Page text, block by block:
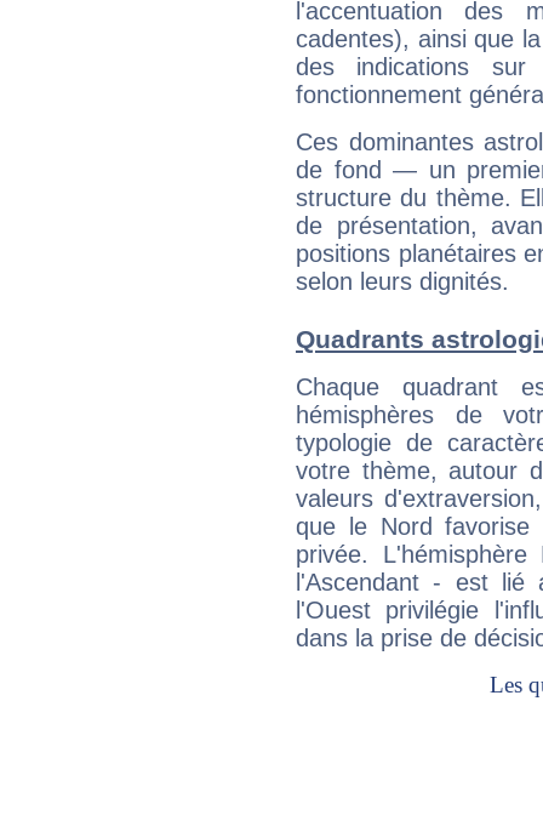
l'accentuation des
cadentes), ainsi que
des indications sur
fonctionnement
Ces dominantes
de fond — un
structure du thème.
de présentation,
positions planétaires
selon leurs dignités.
Quadrants
Chaque quadrant
hémisphères de
typologie de
votre thème, autour
valeurs
que le Nord favorise
privée.
l'Ascendant - est
l'Ouest privilégie
dans la prise de